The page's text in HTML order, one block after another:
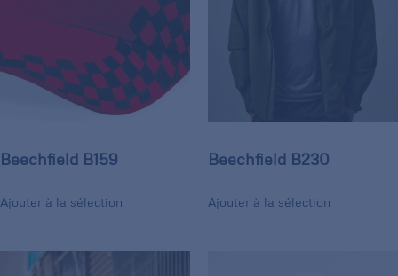
Beechfield B159
Ajouter à la sélection
Beechfield B230
Ajouter à la sélection